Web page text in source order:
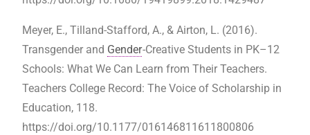
Meyer, E., Tilland-Stafford, A., & Airton, L. (2016).
Transgender and Gender-Creative Students in PK–12
Schools: What We Can Learn from Their Teachers.
Teachers College Record: The Voice of Scholarship in
Education, 118.
https://doi.org/10.1177/016146811611800806